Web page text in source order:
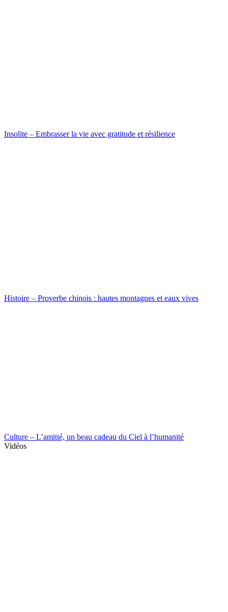
Insolite – Embrasser la vie avec gratitude et résilience
Histoire – Proverbe chinois : hautes montagnes et eaux vives
Culture – L’amitié, un beau cadeau du Ciel à l’humanité
Vidéos